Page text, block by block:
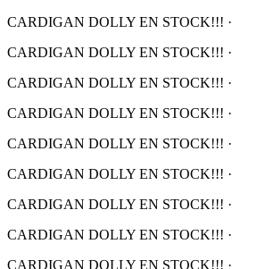
CARDIGAN DOLLY EN STOCK!!! ·
CARDIGAN DOLLY EN STOCK!!! ·
CARDIGAN DOLLY EN STOCK!!! ·
CARDIGAN DOLLY EN STOCK!!! ·
CARDIGAN DOLLY EN STOCK!!! ·
CARDIGAN DOLLY EN STOCK!!! ·
CARDIGAN DOLLY EN STOCK!!! ·
CARDIGAN DOLLY EN STOCK!!! ·
CARDIGAN DOLLY EN STOCK!!! ·